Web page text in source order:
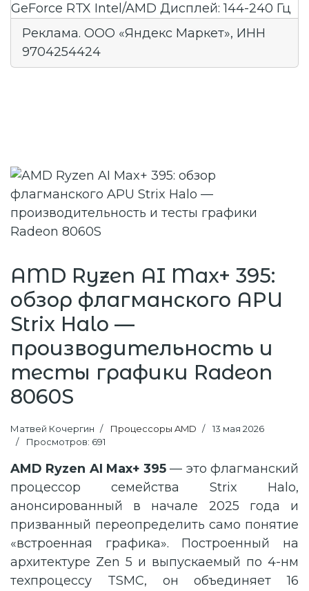
GeForce RTX Intel/AMD Дисплей: 144-240 Гц
Реклама. ООО «Яндекс Маркет», ИНН
9704254424
AMD Ryzen AI Max+ 395:
обзор флагманского APU
Strix Halo —
производительность и
тесты графики Radeon
8060S
Матвей Кочергин Процессоры AMD
13 мая 2026
Просмотров: 691
AMD Ryzen AI Max+ 395 — это флагманский
процессор семейства Strix Halo,
анонсированный в начале 2025 года и
призванный переопределить само понятие
«встроенная графика». Построенный на
архитектуре Zen 5 и выпускаемый по 4-нм
техпроцессу TSMC, он объединяет 16